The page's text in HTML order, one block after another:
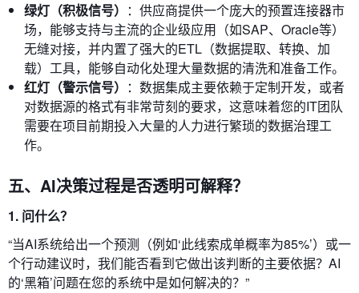
绿灯（积极信号） ：供应商提供一个庞大的预置连接器市
场，能够支持与主流的企业级应用（如SAP、Oracle等）
无缝对接，并内置了强大的ETL（数据提取、转换、加
载）工具，能够自动化处理大量数据的清洗和准备工作。
红灯（警示信号） ：数据集成主要依赖于定制开发，或者
对数据源的格式有非常苛刻的要求，这意味着您的IT团队
需要在项目前期投入大量的人力进行繁琐的数据治理工
作。
五、AI决策过程是否透明可解释？
1. 问什么？
“当AI系统给出一个预测（例如‘此线索成单概率为85%’）或一
个行动建议时，我们能否看到它做出该判断的主要依据？AI
的‘黑箱’问题在您的系统中是如何解决的？”